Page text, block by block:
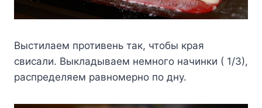
Выстилаем противень так, чтобы края
свисали. Выкладываем немного начинки ( 1/3),
распределяем равномерно по дну.